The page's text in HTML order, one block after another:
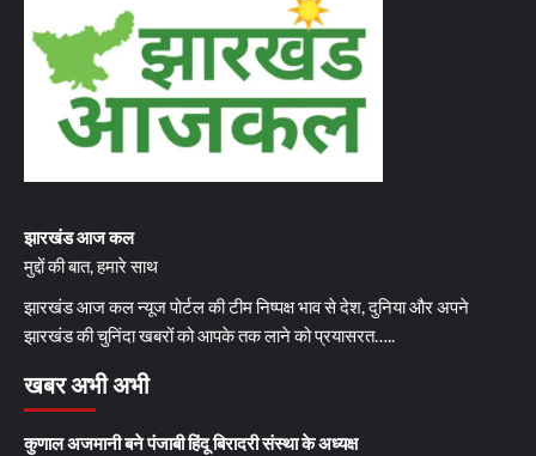
झारखंड आज कल
मुद्दों की बात, हमारे साथ
झारखंड आज कल न्यूज पोर्टल की टीम निष्पक्ष भाव से देश, दुनिया और अपने
झारखंड की चुनिंदा खबरों को आपके तक लाने को प्रयासरत…..
खबर अभी अभी
कुणाल अजमानी बने पंजाबी हिंदू बिरादरी संस्था के अध्यक्ष